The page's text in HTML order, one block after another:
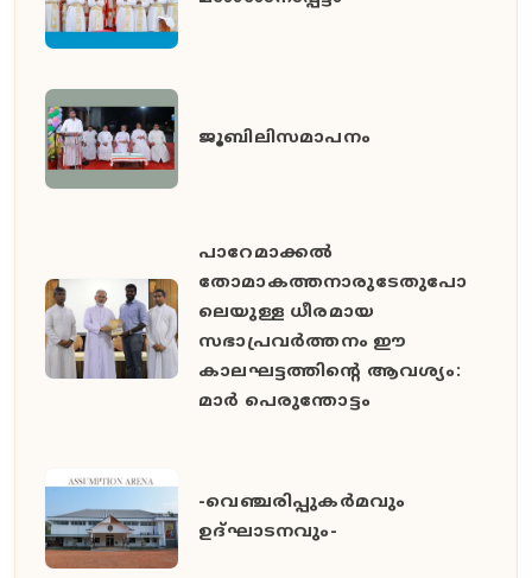
ജൂബിലിസമാപനം
പാറേമാക്കൽ
തോമാകത്തനാരുടേതുപോ
ലെയുള്ള ധീരമായ
സഭാപ്രവർത്തനം ഈ
കാലഘട്ടത്തിൻ്റെ ആവശ്യം:
മാർ പെരുന്തോട്ടം
-വെഞ്ചരിപ്പുകർമവും
ഉദ്ഘാടനവും-